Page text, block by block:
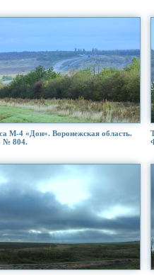
М-4 «Дон». Воронежская область.
№ 804.